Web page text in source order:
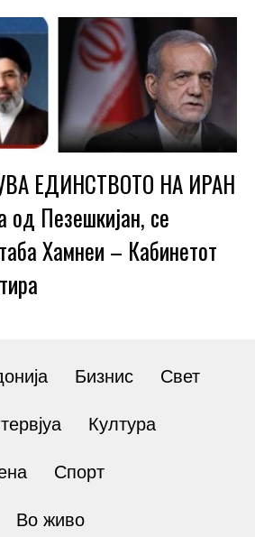
ЕДИНСТВОТО НА ИРАН
од Пезешкијан, се
Хамнеи – Кабинетот
Бизнис Свет
Култура
Спорт
Во живо